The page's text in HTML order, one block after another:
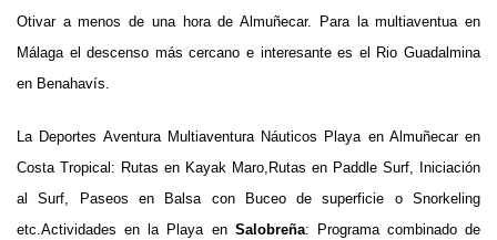
Otivar a menos de una hora de Almuñecar. Para la multiaventua en
Málaga el descenso más cercano e interesante es el Rio Guadalmina
en Benahavís.
La Deportes Aventura Multiaventura Náuticos Playaen Almuñecar en
Costa Tropical: Rutas en Kayak Maro,Rutas en Paddle Surf, Iniciación
al Surf, Paseos en Balsa con Buceo de superficie o Snorkeling
etc.Actividades en la Playa en Salobreña: Programa combinado de